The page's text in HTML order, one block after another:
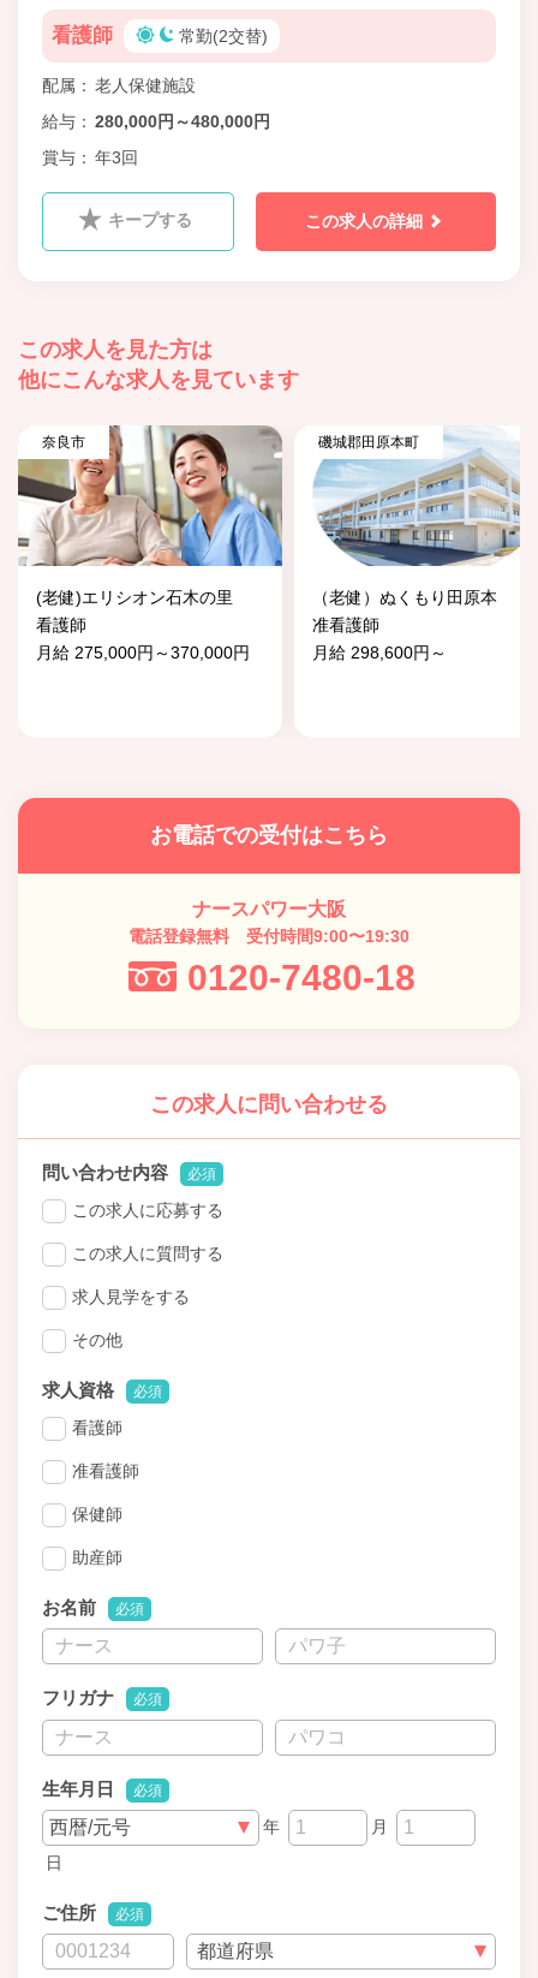
看護師 常勤(2交替)
配属
老人保健施設
給与
280,000円～480,000円
賞与
年3回
キープする この求人の詳細
この求人を見た方は
他にこんな求人を見ています
奈良市
(老健)エリシオン石木の里
看護師
月給 275,000円～370,000円
磯城郡田原本町
（老健）ぬくもり田原本
准看護師
月給 298,600円～
お電話での受付はこちら
ナースパワー大阪
電話登録無料 受付時間9:00〜19:30
0120-7480-18
この求人に問い合わせる
問い合わせ内容 必須
この求人に応募する
この求人に質問する
求人見学をする
その他
求人資格 必須
看護師
准看護師
保健師
助産師
お名前 必須
フリガナ 必須
生年月日 必須
年
月
日
ご住所 必須